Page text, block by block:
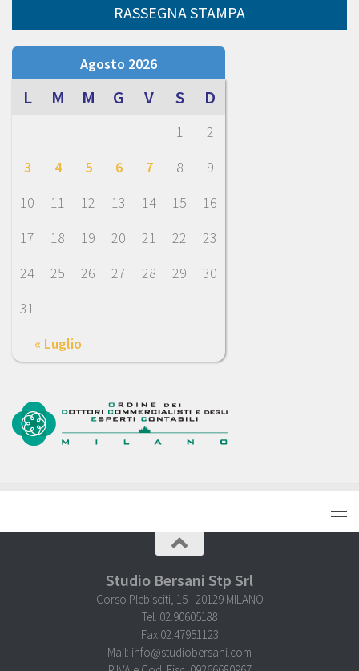
RASSEGNA STAMPA
Agosto 2026
L M M G V S D
« Luglio
1
2
3
4 5 6 7 8
9
10
11 12 13 14 15
16
17
18 19 20 21 22
23
24
25 26 27 28 29
30
31
Studio Bersani Stp Srl
Corso Plebisciti, 15 - 20129 MILANO
Tel. 02.90605188
Fax 02.47951123
Mail: info@studiobersani.com